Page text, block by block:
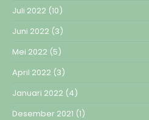
Juli 2022 (10)
Juni 2022 (3)
Mei 2022 (5)
April 2022 (3)
Januari 2022 (4)
Desember 2021 (1)